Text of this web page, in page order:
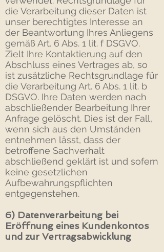
die Verarbeitung dieser Daten ist
unser berechtigtes Interesse an
der Beantwortung Ihres Anliegens
gemäß Art. 6 Abs. 1 lit. f DSGVO.
Zielt Ihre Kontaktierung auf den
Abschluss eines Vertrages ab, so
ist zusätzliche Rechtsgrundlage für
die Verarbeitung Art. 6 Abs. 1 lit. b
DSGVO. Ihre Daten werden nach
abschließender Bearbeitung Ihrer
Anfrage gelöscht. Dies ist der Fall,
wenn sich aus den Umständen
entnehmen lässt, dass der
betroffene Sachverhalt
abschließend geklärt ist und sofern
keine gesetzlichen
Aufbewahrungspflichten
entgegenstehen.
6) Datenverarbeitung bei
Eröffnung eines Kundenkontos
und zur Vertragsabwicklung